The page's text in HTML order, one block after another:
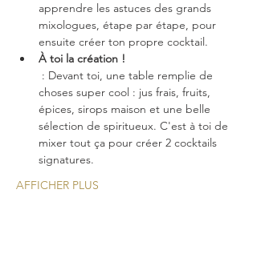
apprendre les astuces des grands
mixologues, étape par étape, pour
ensuite créer ton propre cocktail.
À toi la création !
choses super cool : jus frais, fruits,
épices, sirops maison et une belle
sélection de spiritueux. C'est à toi de
mixer tout ça pour créer 2 cocktails
signatures.
AFFICHER PLUS